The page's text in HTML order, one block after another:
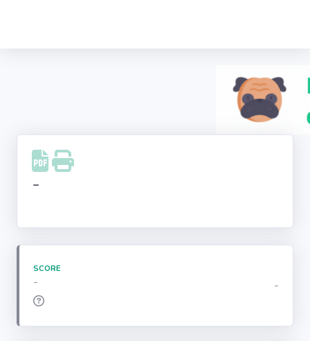
Facebook
Instagram
-
SCORE
- -